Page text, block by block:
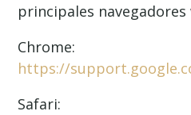
principales navegadores
Chrome:
https://
Safari: